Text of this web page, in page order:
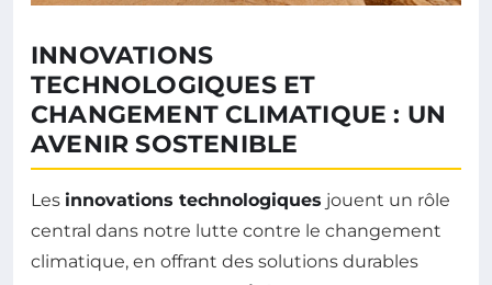
INNOVATIONS
TECHNOLOGIQUES ET
CHANGEMENT CLIMATIQUE : UN
AVENIR SOSTENIBLE
Les innovations technologiques jouent un rôle
central dans notre lutte contre le changement
climatique, en offrant des solutions durables